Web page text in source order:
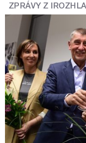
ZPRÁVY Z